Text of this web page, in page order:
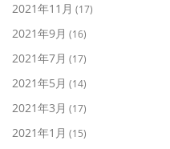
2021年11月 (17)
2021年9月 (16)
2021年7月 (17)
2021年5月 (14)
2021年3月 (17)
2021年1月 (15)